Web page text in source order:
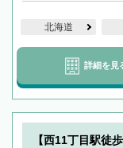
北海道
詳細を見
【西11丁目駅徒